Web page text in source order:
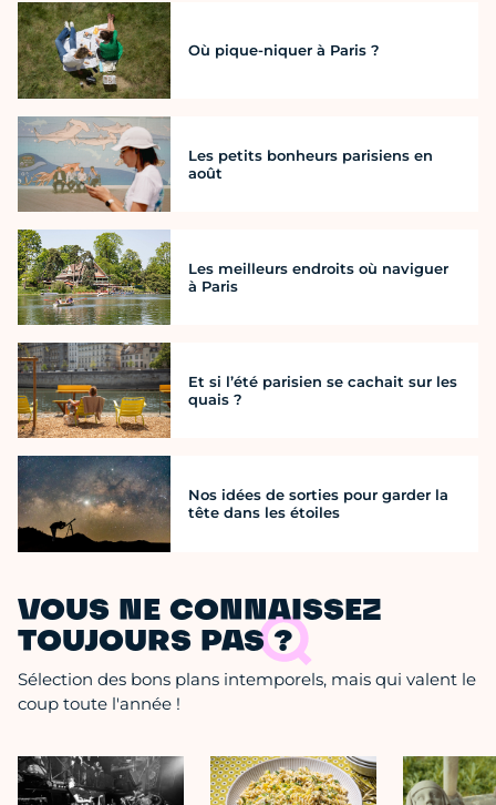
Où pique-niquer à Paris ?
Les petits bonheurs parisiens en
août
Les meilleurs endroits où naviguer
à Paris
Et si l’été parisien se cachait sur les
quais ?
Nos idées de sorties pour garder la
tête dans les étoiles
VOUS NE CONNAISSEZ
TOUJOURS PAS ?
Sélection des bons plans intemporels, mais qui valent le
coup toute l'année !